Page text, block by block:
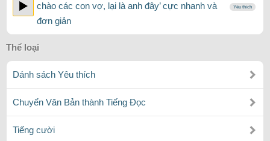
chào các con vợ, lại là anh đây’ cực nhanh và
đơn giản
Yêu thích
Thể loại
Dánh sách Yêu thích
Chuyển Văn Bản thành Tiếng Đọc
Tiếng cười